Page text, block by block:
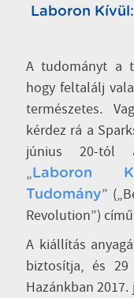
Laboron
A tudományt a
hogy feltalálj
természetes.
kérdez rá a
június 20-tól
„Laboron
Tudomány”
Revolution”)
A kiállítás
biztosítja, és 29
Hazánkban